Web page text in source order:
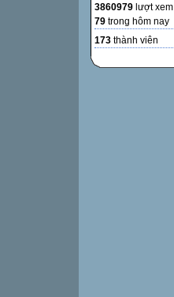
3860979 lượt xem
79 trong hôm nay
173 thành viên